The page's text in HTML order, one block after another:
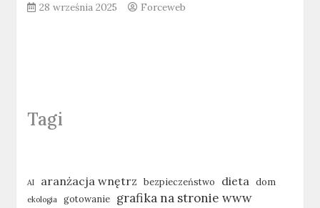
28 września 2025 Forceweb
Tagi
AI aranżacja wnętrz bezpieczeństwo dieta dom
ekologia gotowanie grafika na stronie www